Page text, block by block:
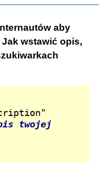
aby
wstawić opis,
twojej